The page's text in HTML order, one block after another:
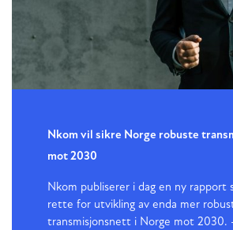
Nkom vil sikre Norge robuste
mot 2030
Nkom publiserer i dag en ny rapport
rette for utvikling av enda mer
transmisjonsnett i Norge mot 2030.